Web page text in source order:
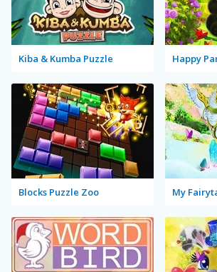
Kiba & Kumba Puzzle Happy
Blocks Puzzle Zoo My